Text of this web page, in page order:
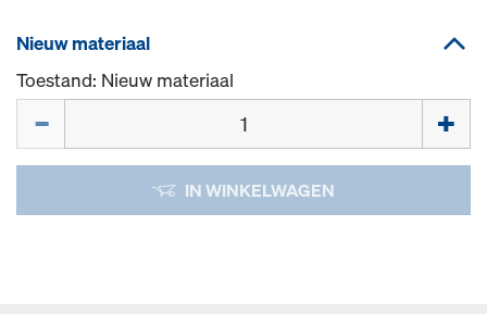
Nieuw materiaal
Toestand: Nieuw materiaal
IN WINKELWAGEN